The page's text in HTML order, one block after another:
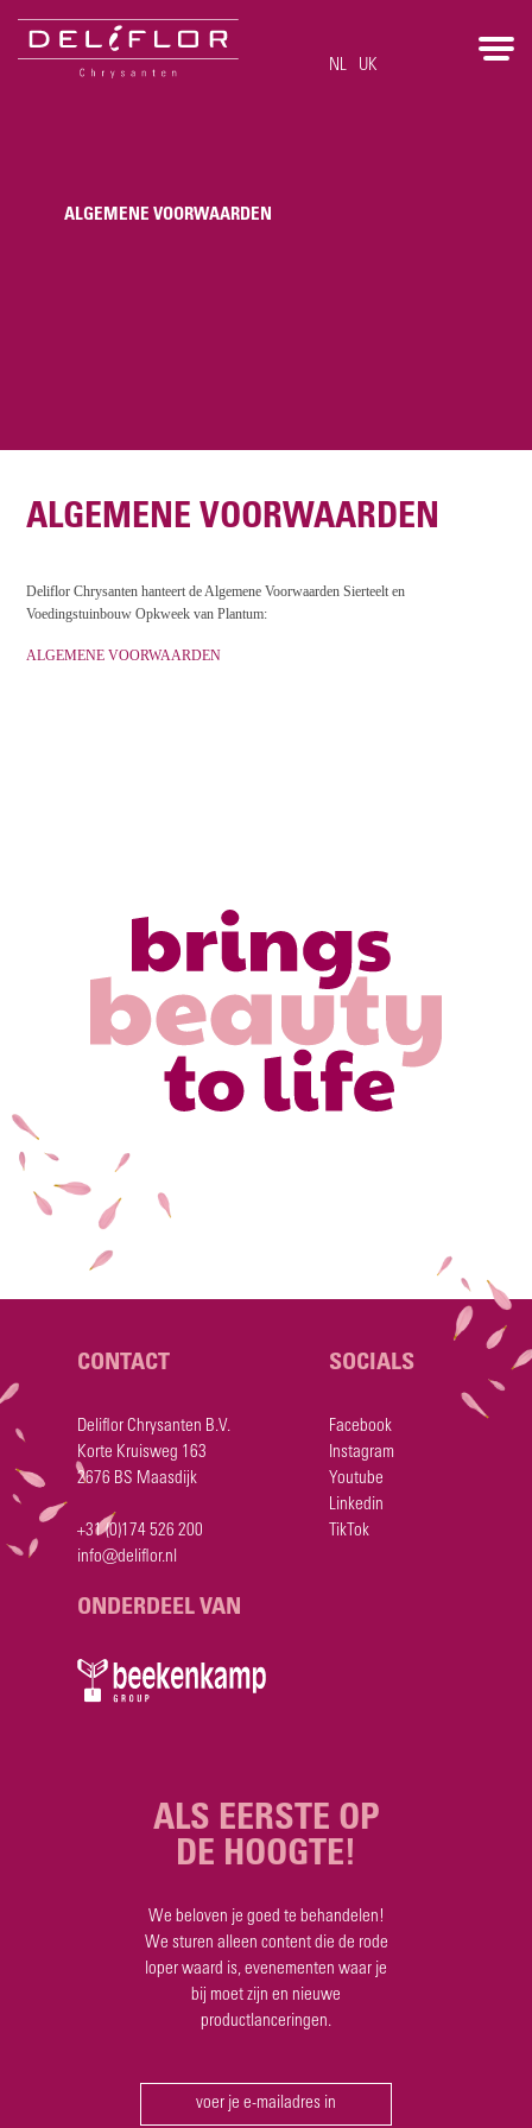
NL
UK
ALGEMENE VOORWAARDEN
ALGEMENE VOORWAARDEN
Deliflor Chrysanten hanteert de Algemene Voorwaarden Sierteelt en
Voedingstuinbouw Opkweek van Plantum:
ALGEMENE VOORWAARDEN
CONTACT
Deliflor Chrysanten B.V.
Korte Kruisweg 163
2676 BS Maasdijk
+31 (0)174 526 200
info@deliflor.nl
SOCIALS
Facebook
Instagram
Youtube
Linkedin
TikTok
ONDERDEEL VAN
ALS EERSTE OP
DE HOOGTE!
We beloven je goed te behandelen!
We sturen alleen content die de rode
loper waard is, evenementen waar je
bij moet zijn en nieuwe
productlanceringen.